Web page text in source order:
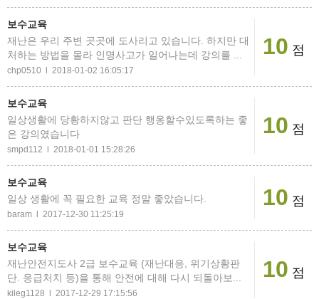
보수교육
재난은 우리 주변 곳곳에 도사리고 있습니다. 하지만 대
처하는 방법을 몰라 인명사고가 일어나는데 강의를 ...
chp0510 l 2018-01-02 16:05:17
10 점
보수교육
일상생활에 당황하지않고 판단 행옹할수있도록하는 좋
은 강의였습니다
smpd112 l 2018-01-01 15:28:26
10 점
보수교육
일상 생활에 꼭 필요한 교육 정말 좋았습니다.
baram l 2017-12-30 11:25:19
10 점
보수교육
재난안전지도사 2급 보수교육 (재난대응, 위기상황판
단. 응급처치 등)을 통해 안전에 대해 다시 되돌아보...
kileg1128 l 2017-12-29 17:15:56
10 점